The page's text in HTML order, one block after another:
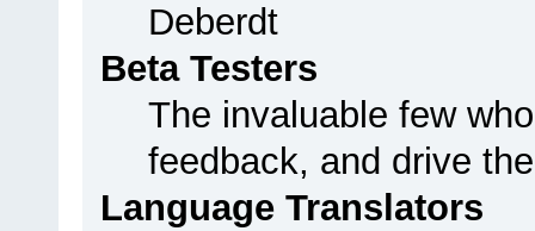
Deberdt
Beta Testers
The invaluable few
feedback, and drive
Language Translators